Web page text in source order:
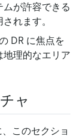
が許容できる
れます。
DR に焦点を
理的なエリア
ャ
このセクショ